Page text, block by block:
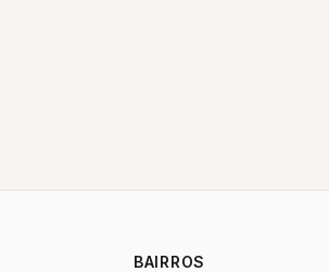
BAIRROS